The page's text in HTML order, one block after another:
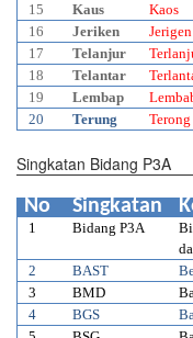
15
Kaus
Kaos
16
Jeriken
Jerigen
17
Telanjur
18
Telantar
19
Lembap
20
Terung Terong
Singkatan Bidang P3A
No
Singkatan
1 Bidang P3A
2
BAST
3
BMD
4
BGS